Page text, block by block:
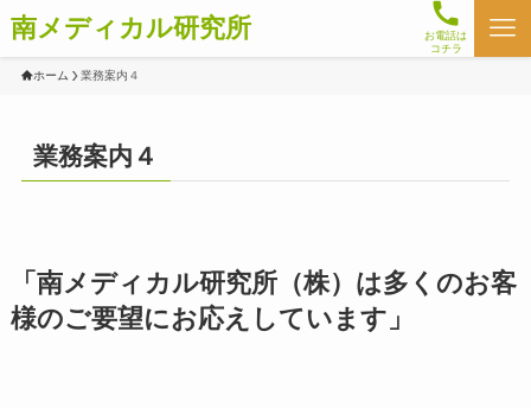
南メディカル研究所 お電話は
コチラ
ホーム 業務案内４
業務案内４
「南メディカル研究所（株）は多くのお客
様のご要望にお応えしています」